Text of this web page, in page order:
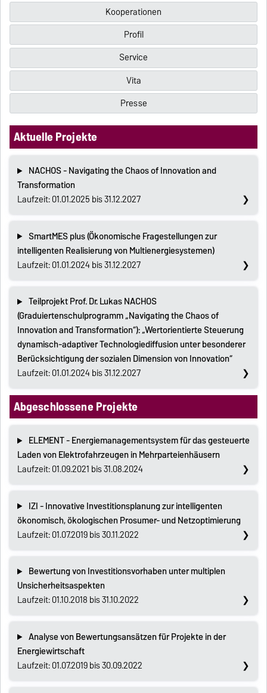
Kooperationen
Profil
Service
Vita
Presse
Aktuelle Projekte
NACHOS - Navigating the Chaos of Innovation and
Transformation
Laufzeit: 01.01.2025 bis 31.12.2027
SmartMES plus (Ökonomische Fragestellungen zur
intelligenten Realisierung von Multienergiesystemen)
Laufzeit: 01.01.2024 bis 31.12.2027
Teilprojekt Prof. Dr. Lukas NACHOS
(Graduiertenschulprogramm „Navigating the Chaos of
Innovation and Transformation“): „Wertorientierte Steuerung
dynamisch-adaptiver Technologiediffusion unter besonderer
Berücksichtigung der sozialen Dimension von Innovation“
Laufzeit: 01.01.2024 bis 31.12.2027
Abgeschlossene Projekte
ELEMENT - Energiemanagementsystem für das gesteuerte
Laden von Elektrofahrzeugen in Mehrparteienhäusern
Laufzeit: 01.09.2021 bis 31.08.2024
IZI - Innovative Investitionsplanung zur intelligenten
ökonomisch, ökologischen Prosumer- und Netzoptimierung
Laufzeit: 01.07.2019 bis 30.11.2022
Bewertung von Investitionsvorhaben unter multiplen
Unsicherheitsaspekten
Laufzeit: 01.10.2018 bis 31.10.2022
Analyse von Bewertungsansätzen für Projekte in der
Energiewirtschaft
Laufzeit: 01.07.2019 bis 30.09.2022